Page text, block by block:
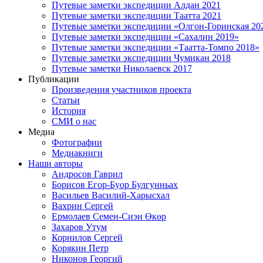
Путевые заметки экспедиции Алдан 2021
Путевые заметки экспедиции Таатта 2021
Путевые заметки экспедиции «Олгон-Горинская
Путевые заметки экспедиции «Сахалин 2019»
Путевые заметки экспедиции «Таатта-Томпо 2018»
Путевые заметки экспедиции Чумикан 2018
Путевые заметки Николаевск 2017
Публикации
Произведения участников проекта
Статьи
История
СМИ о нас
Медиа
Фотографии
Медиакниги
Наши авторы
Андросов Гаврил
Борисов Егор-Буор Булгунньах
Васильев Василий-Харысхал
Вахрин Сергей
Ермолаев Семен-Сиэн Өкөр
Захаров Утум
Корнилов Сергей
Корякин Петр
Никонов Георгий